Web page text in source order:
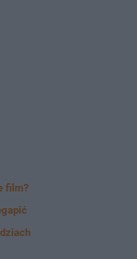
film?